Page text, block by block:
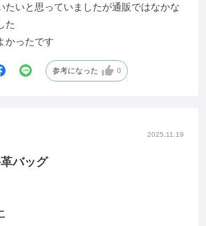
たいと思っていましたが通販ではなかな
た
かったです
参考になった 0
2025.11.19
バッグ